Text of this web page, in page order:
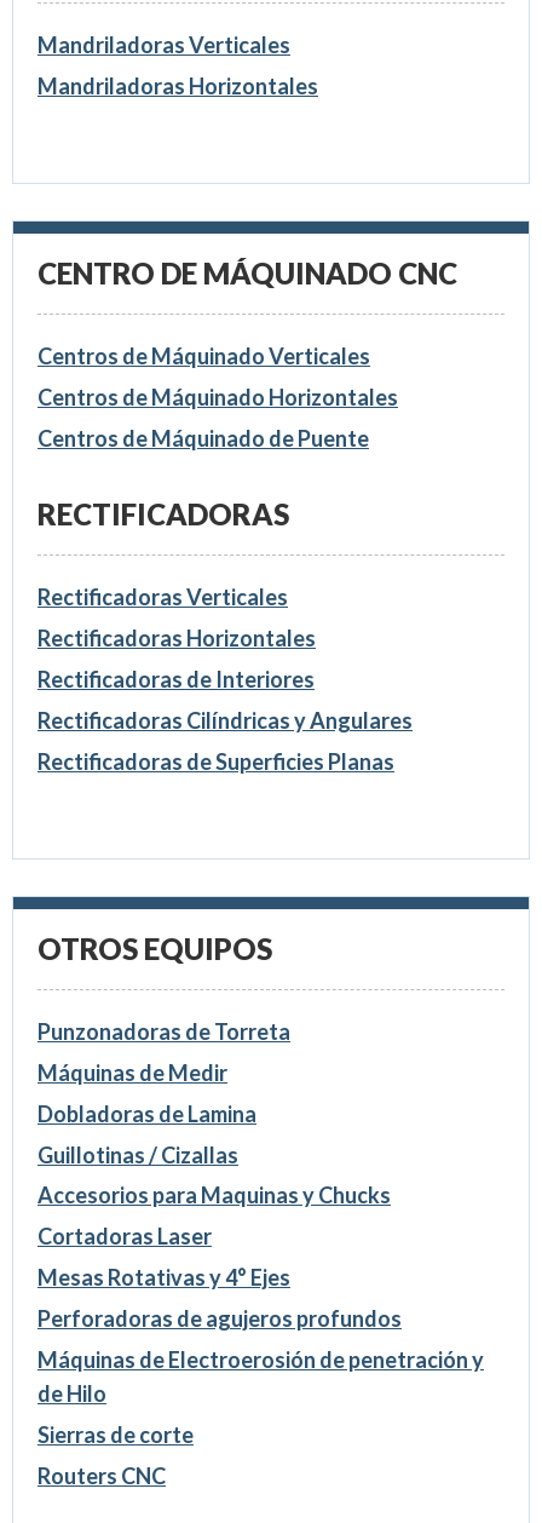
Mandriladoras Verticales
Mandriladoras Horizontales
CENTRO DE MÁQUINADO CNC
Centros de Máquinado Verticales
Centros de Máquinado Horizontales
Centros de Máquinado de Puente
RECTIFICADORAS
Rectificadoras Verticales
Rectificadoras Horizontales
Rectificadoras de Interiores
Rectificadoras Cilíndricas y Angulares
Rectificadoras de Superficies Planas
OTROS EQUIPOS
Punzonadoras de Torreta
Máquinas de Medir
Dobladoras de Lamina
Guillotinas / Cizallas
Accesorios para Maquinas y Chucks
Cortadoras Laser
Mesas Rotativas y 4° Ejes
Perforadoras de agujeros profundos
Máquinas de Electroerosión de penetración y
de Hilo
Sierras de corte
Routers CNC